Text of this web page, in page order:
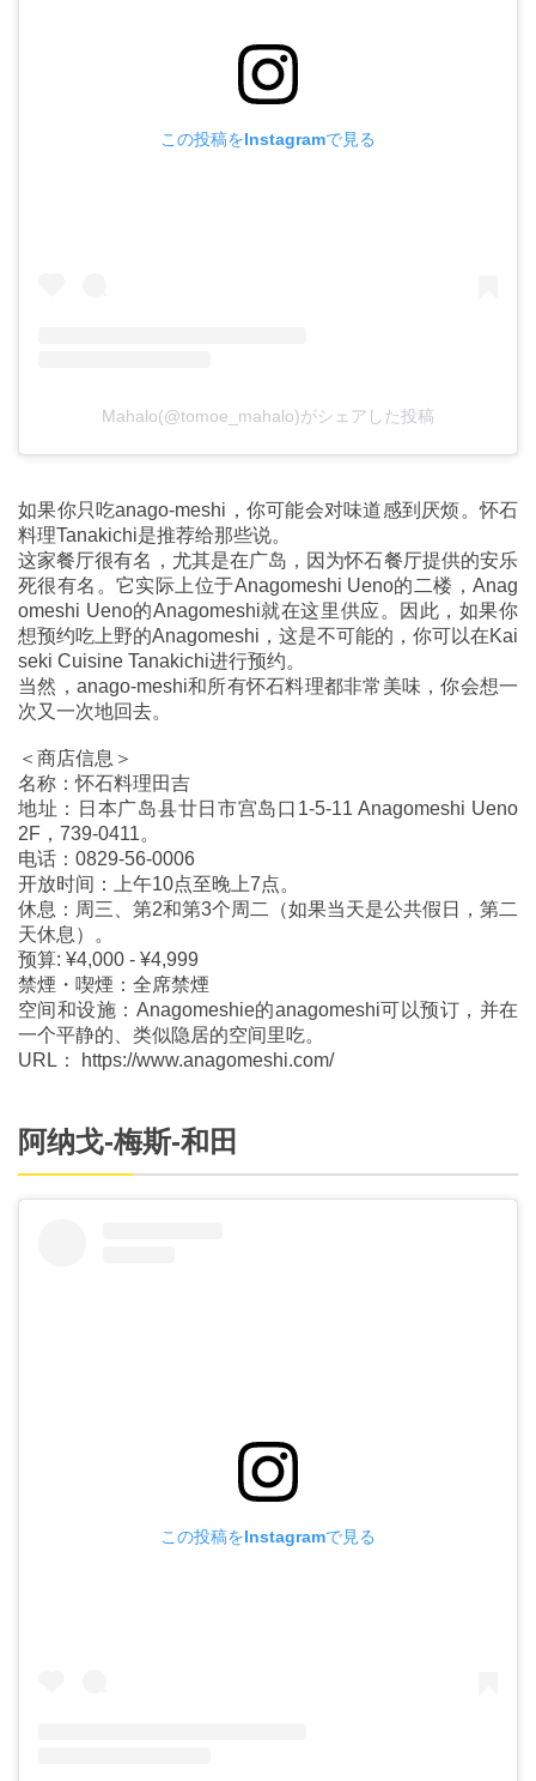
この投稿をInstagramで見る
Mahalo(@tomoe_mahalo)がシェアした投稿
如果你只吃anago-meshi，你可能会对味道感到厌烦。怀石
料理Tanakichi是推荐给那些说。
这家餐厅很有名，尤其是在广岛，因为怀石餐厅提供的安乐
死很有名。它实际上位于Anagomeshi Ueno的二楼，Anag
omeshi Ueno的Anagomeshi就在这里供应。因此，如果你
想预约吃上野的Anagomeshi，这是不可能的，你可以在Kai
seki Cuisine Tanakichi进行预约。
当然，anago-meshi和所有怀石料理都非常美味，你会想一
次又一次地回去。
＜商店信息＞
名称：怀石料理田吉
地址：日本广岛县廿日市宫岛口1-5-11 Anagomeshi Ueno
2F，739-0411。
电话：0829-56-0006
开放时间：上午10点至晚上7点。
休息：周三、第2和第3个周二（如果当天是公共假日，第二
天休息）。
预算: ¥4,000 - ¥4,999
禁煙・喫煙：全席禁煙
空间和设施：Anagomeshie的anagomeshi可以预订，并在
一个平静的、类似隐居的空间里吃。
URL： https://www.anagomeshi.com/
阿纳戈-梅斯-和田
この投稿をInstagramで見る